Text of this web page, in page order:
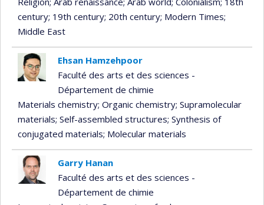
century; 19th century; 20th century; Modern Times;
Middle East
Ehsan Hamzehpoor
Faculté des arts et des sciences -
Département de chimie
Materials chemistry; Organic chemistry; Supramolecular
materials; Self-assembled structures; Synthesis of
conjugated materials; Molecular materials
Garry Hanan
Faculté des arts et des sciences -
Département de chimie